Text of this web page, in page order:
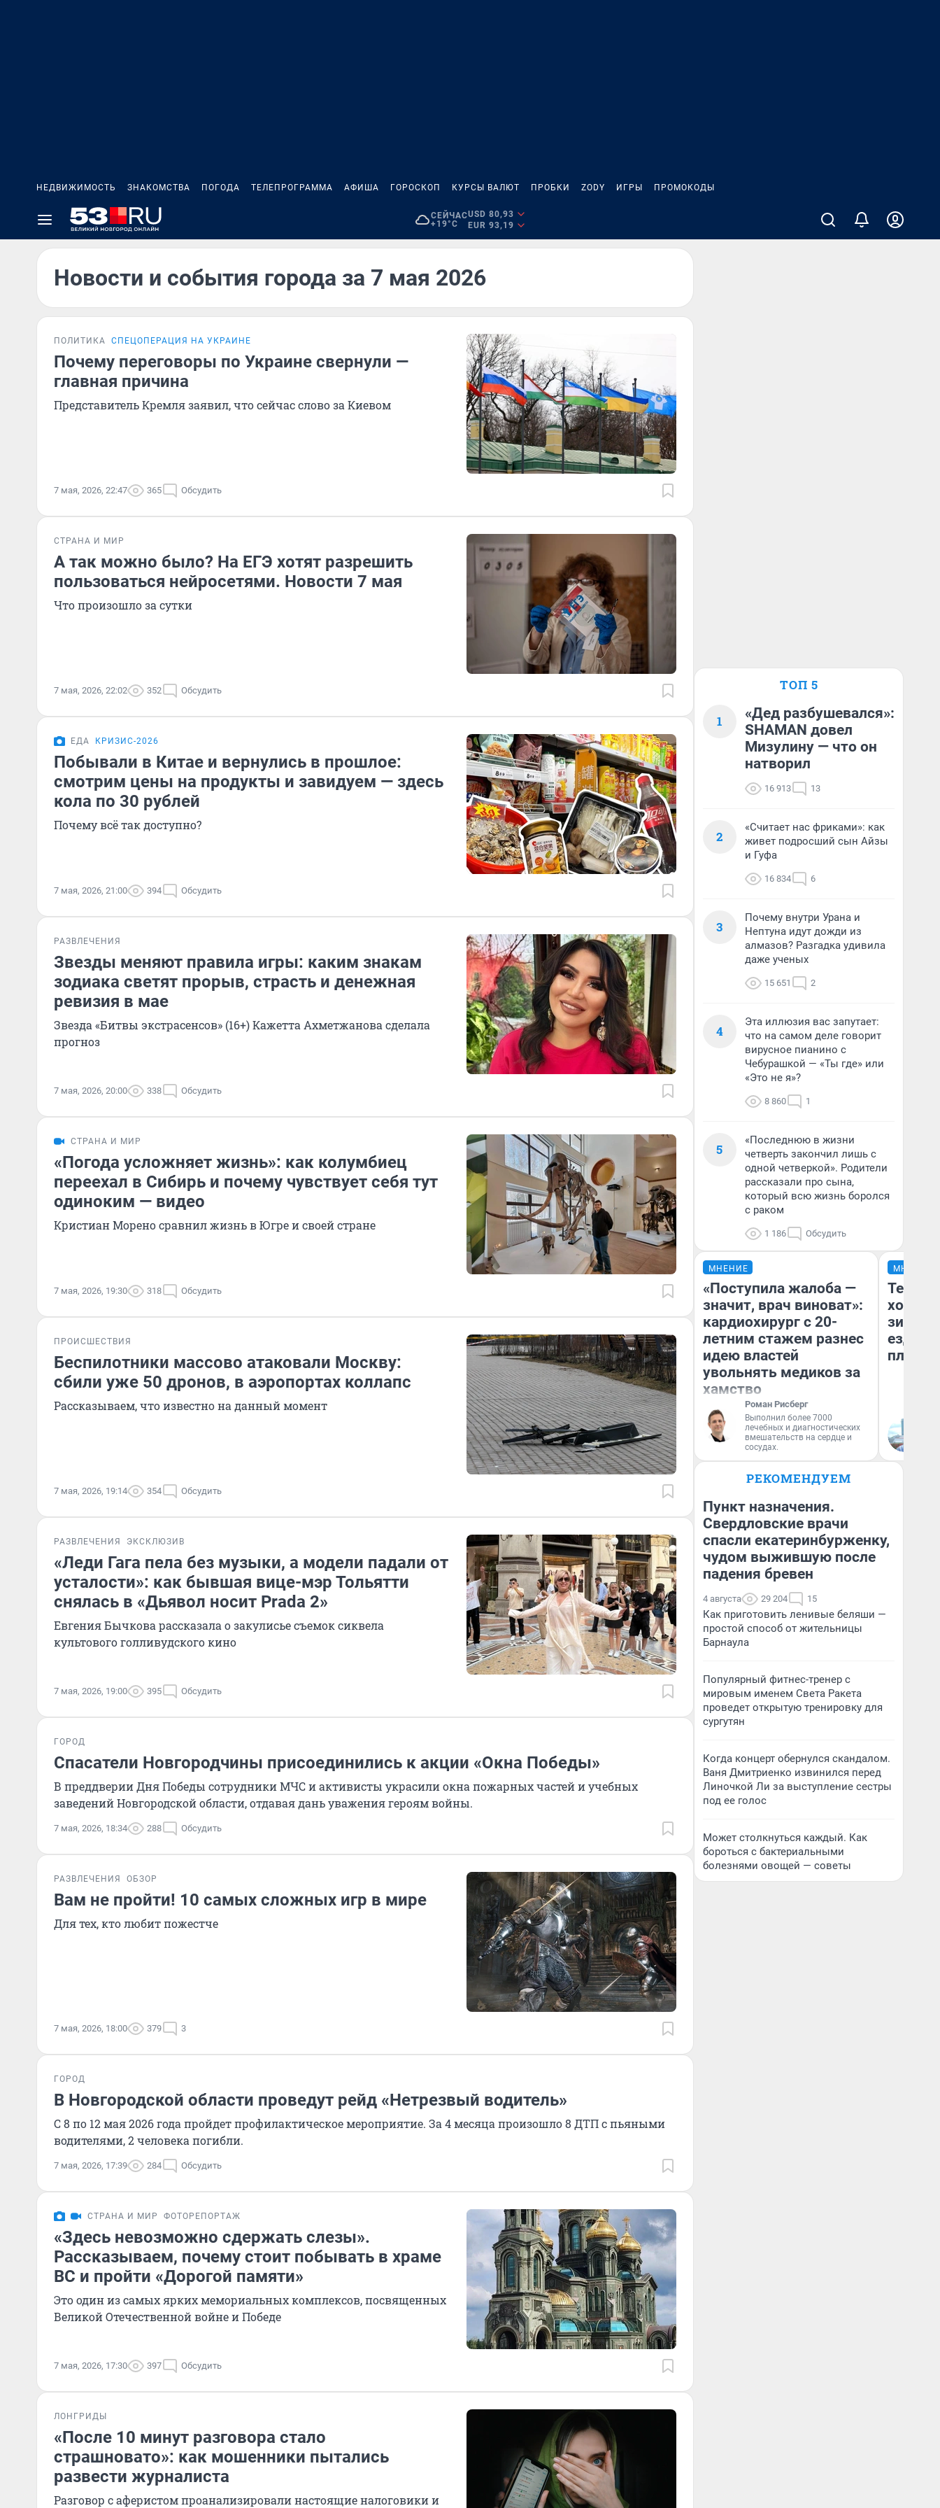
НЕДВИЖИМОСТЬ ЗНАКОМСТВА ПОГОДА ТЕЛЕПРОГРАММА АФИША ГОРОСКОП КУРСЫ ВАЛЮТ ПРОБКИ ZODY ИГРЫ ПРОМОКОДЫ
СЕЙЧАС
+19°C
USD 80,93
EUR 93,19
Новости и события города за 7 мая 2026
ПОЛИТИКА СПЕЦОПЕРАЦИЯ НА УКРАИНЕ
Почему переговоры по Украине свернули —
главная причина
Представитель Кремля заявил, что сейчас слово за Киевом
7 мая, 2026, 22:47 365 Обсудить
СТРАНА И МИР
А так можно было? На ЕГЭ хотят разрешить
пользоваться нейросетями. Новости 7 мая
Что произошло за сутки
7 мая, 2026, 22:02 352 Обсудить
ЕДА КРИЗИС-2026
Побывали в Китае и вернулись в прошлое:
смотрим цены на продукты и завидуем — здесь
кола по 30 рублей
Почему всё так доступно?
7 мая, 2026, 21:00 394 Обсудить
РАЗВЛЕЧЕНИЯ
Звезды меняют правила игры: каким знакам
зодиака светят прорыв, страсть и денежная
ревизия в мае
Звезда «Битвы экстрасенсов» (16+) Кажетта Ахметжанова сделала
прогноз
7 мая, 2026, 20:00 338 Обсудить
СТРАНА И МИР
«Погода усложняет жизнь»: как колумбиец
переехал в Сибирь и почему чувствует себя тут
одиноким — видео
Кристиан Морено сравнил жизнь в Югре и своей стране
7 мая, 2026, 19:30 318 Обсудить
ПРОИСШЕСТВИЯ
Беспилотники массово атаковали Москву:
сбили уже 50 дронов, в аэропортах коллапс
Рассказываем, что известно на данный момент
7 мая, 2026, 19:14 354 Обсудить
РАЗВЛЕЧЕНИЯ ЭКСКЛЮЗИВ
«Леди Гага пела без музыки, а модели падали от
усталости»: как бывшая вице-мэр Тольятти
снялась в «Дьявол носит Prada 2»
Евгения Бычкова рассказала о закулисье съемок сиквела
культового голливудского кино
7 мая, 2026, 19:00 395 Обсудить
ГОРОД
Спасатели Новгородчины присоединились к акции «Окна Победы»
В преддверии Дня Победы сотрудники МЧС и активисты украсили окна пожарных частей и учебных
заведений Новгородской области, отдавая дань уважения героям войны.
7 мая, 2026, 18:34 288 Обсудить
РАЗВЛЕЧЕНИЯ ОБЗОР
Вам не пройти! 10 самых сложных игр в мире
Для тех, кто любит пожестче
7 мая, 2026, 18:00 379 3
ГОРОД
В Новгородской области проведут рейд «Нетрезвый водитель»
С 8 по 12 мая 2026 года пройдет профилактическое мероприятие. За 4 месяца произошло 8 ДТП с пьяными
водителями, 2 человека погибли.
7 мая, 2026, 17:39 284 Обсудить
СТРАНА И МИР ФОТОРЕПОРТАЖ
«Здесь невозможно сдержать слезы».
Рассказываем, почему стоит побывать в храме
ВС и пройти «Дорогой памяти»
Это один из самых ярких мемориальных комплексов, посвященных
Великой Отечественной войне и Победе
7 мая, 2026, 17:30 397 Обсудить
ЛОНГРИДЫ
«После 10 минут разговора стало
страшновато»: как мошенники пытались
развести журналиста
Разговор с аферистом проанализировали настоящие налоговики и
ТОП 5
1
«Дед разбушевался»:
SHAMAN довел
Мизулину — что он
натворил
16 913 13
2
«Считает нас фриками»: как
живет подросший сын Айзы
и Гуфа
16 834 6
3
Почему внутри Урана и
Нептуна идут дожди из
алмазов? Разгадка удивила
даже ученых
15 651 2
4
Эта иллюзия вас запутает:
что на самом деле говорит
вирусное пианино с
Чебурашкой — «Ты где» или
«Это не я»?
8 860 1
5
«Последнюю в жизни
четверть закончил лишь с
одной четверкой». Родители
рассказали про сына,
который всю жизнь боролся
с раком
1 186 Обсудить
МНЕНИЕ
«Поступила жалоба —
значит, врач виноват»:
кардиохирург с 20-
летним стажем разнес
идею властей
увольнять медиков за
хамство
Роман Рисберг
Выполнил более 7000
лечебных и диагностических
вмешательств на сердце и
сосудах.
МНЕНИЕ
Тепло
зимой.
ездит
плюсы
РЕКОМЕНДУЕМ
Пункт назначения.
Свердловские врачи
спасли екатеринбурженку,
чудом выжившую после
падения бревен
4 августа 29 204 15
Как приготовить ленивые беляши —
простой способ от жительницы
Барнаула
Популярный фитнес-тренер с
мировым именем Света Ракета
проведет открытую тренировку для
сургутян
Когда концерт обернулся скандалом.
Ваня Дмитриенко извинился перед
Линочкой Ли за выступление сестры
под ее голос
Может столкнуться каждый. Как
бороться с бактериальными
болезнями овощей — советы